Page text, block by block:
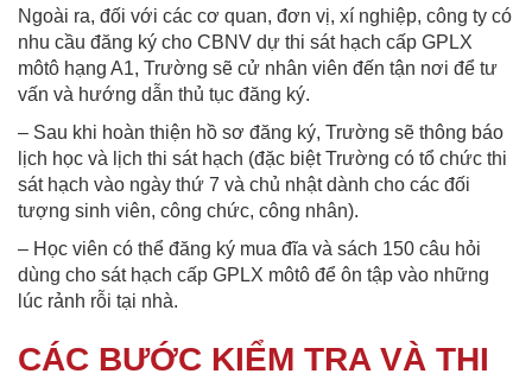
Ngoài ra, đối với các cơ quan, đơn vị, xí nghiệp, công ty có
nhu cầu đăng ký cho CBNV dự thi sát hạch cấp GPLX
môtô hạng A1, Trường sẽ cử nhân viên đến tận nơi để tư
vấn và hướng dẫn thủ tục đăng ký.
– Sau khi hoàn thiện hồ sơ đăng ký, Trường sẽ thông báo
lịch học và lịch thi sát hạch (đặc biệt Trường có tổ chức thi
sát hạch vào ngày thứ 7 và chủ nhật dành cho các đối
tượng sinh viên, công chức, công nhân).
– Học viên có thể đăng ký mua đĩa và sách 150 câu hỏi
dùng cho sát hạch cấp GPLX môtô để ôn tập vào những
lúc rảnh rỗi tại nhà.
CÁC BƯỚC KIỂM TRA VÀ THI